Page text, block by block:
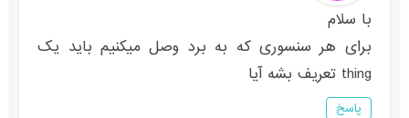
با سلام
برای هر سنسوری که به برد وصل میکنیم باید یک
thing تعریف بشه آیا
پاسخ